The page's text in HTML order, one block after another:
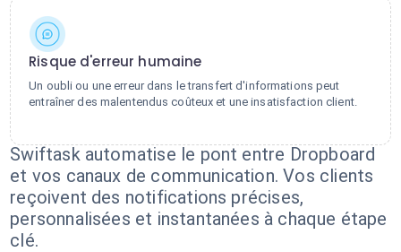
Risque d'erreur humaine
Un oubli ou une erreur dans le transfert d'informations peut
entraîner des malentendus coûteux et une insatisfaction client.
Swiftask automatise le pont entre Dropboard
et vos canaux de communication. Vos clients
reçoivent des notifications précises,
personnalisées et instantanées à chaque étape
clé.